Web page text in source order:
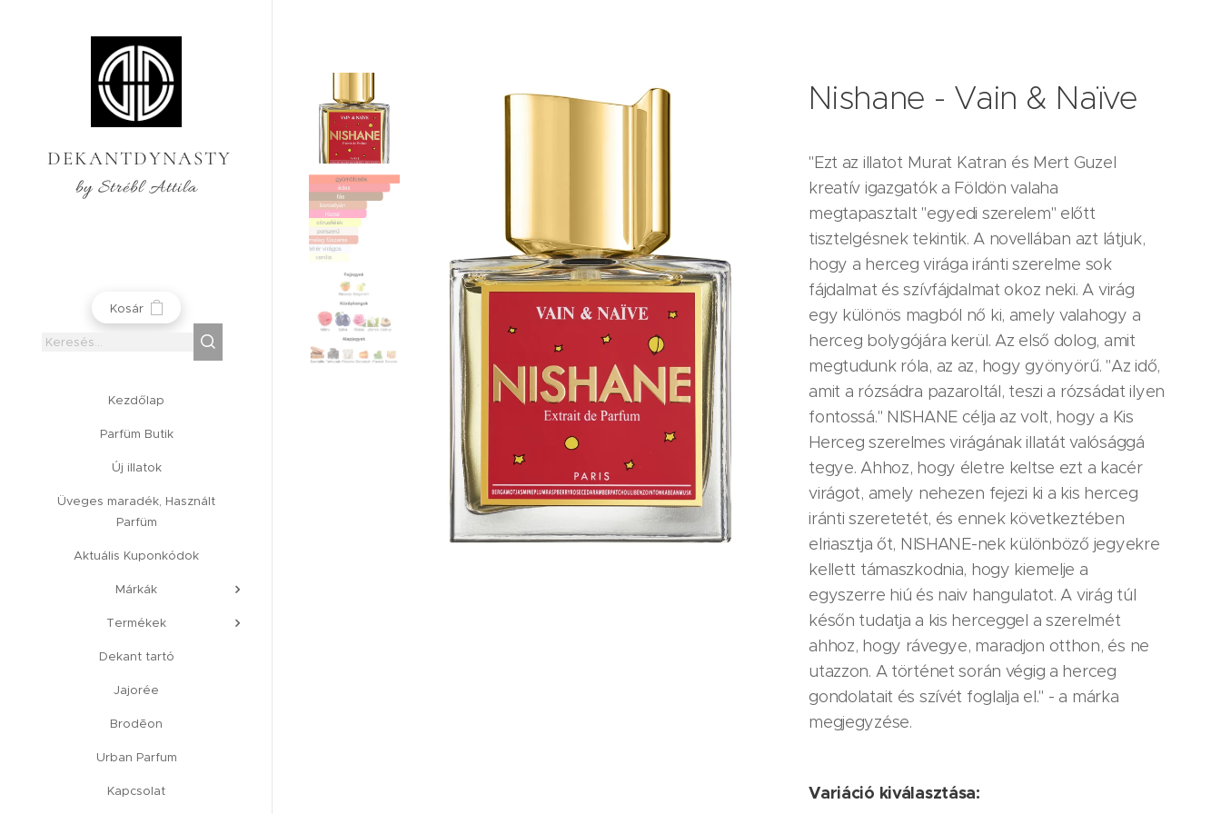
DEKANTDYNASTY
by Strébl Attila
Kosár
Kezdőlap
Parfüm Butik
Új illatok
Üveges maradék, Használt
Parfüm
Aktuális Kuponkódok
Márkák
Termékek
Dekant tartó
Jajorée
Brodēon
Urban Parfum
Kapcsolat
Nishane - Vain & Naïve
"Ezt az illatot Murat Katran és Mert Guzel
kreatív igazgatók a Földön valaha
megtapasztalt "egyedi szerelem" előtt
tisztelgésnek tekintik. A novellában azt látjuk,
hogy a herceg virága iránti szerelme sok
fájdalmat és szívfájdalmat okoz neki. A virág
egy különös magból nő ki, amely valahogy a
herceg bolygójára kerül. Az első dolog, amit
megtudunk róla, az az, hogy gyönyörű. "Az idő,
amit a rózsádra pazaroltál, teszi a rózsádat ilyen
fontossá." NISHANE célja az volt, hogy a Kis
Herceg szerelmes virágának illatát valósággá
tegye. Ahhoz, hogy életre keltse ezt a kacér
virágot, amely nehezen fejezi ki a kis herceg
iránti szeretetét, és ennek következtében
elriasztja őt, NISHANE-nek különböző jegyekre
kellett támaszkodnia, hogy kiemelje a
egyszerre hiú és naiv hangulatot. A virág túl
későn tudatja a kis herceggel a szerelmét
ahhoz, hogy rávegye, maradjon otthon, és ne
utazzon. A történet során végig a herceg
gondolatait és szívét foglalja el." - a márka
megjegyzése.
Variáció kiválasztása: